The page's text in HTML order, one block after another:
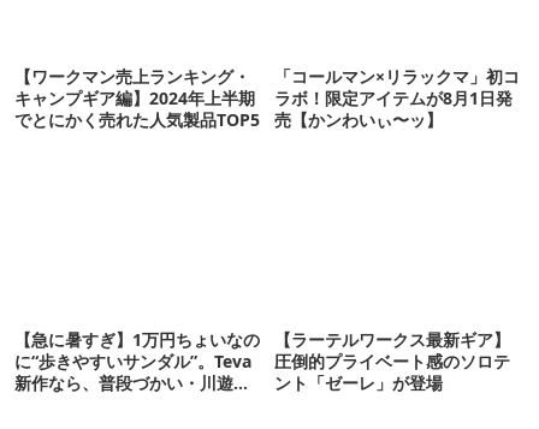
【ワークマン売上ランキング・
キャンプギア編】2024年上半期
でとにかく売れた人気製品TOP5
「コールマン×リラックマ」初コ
ラボ！限定アイテムが8月1日発
売【かンわいぃ〜ッ】
【急に暑すぎ】1万円ちょいなの
に“歩きやすいサンダル”。Teva
新作なら、普段づかい・川遊
【ラーテルワークス最新ギア】
圧倒的プライベート感のソロテ
ント「ゼーレ」が登場